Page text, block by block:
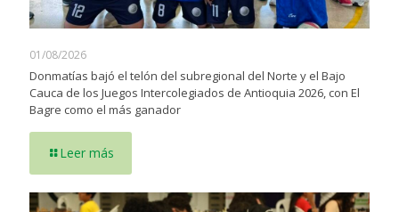
01/08/2026
Donmatías bajó el telón del subregional del Norte y el Bajo
Cauca de los Juegos Intercolegiados de Antioquia 2026, con El
Bagre como el más ganador
Leer más